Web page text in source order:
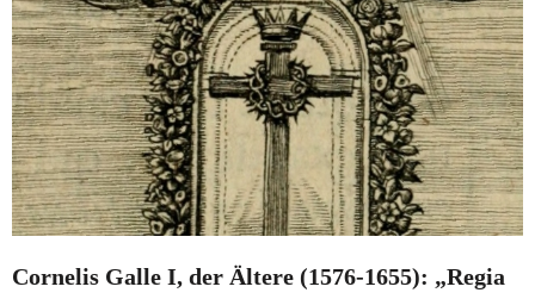
Cornelis Galle I, der Ältere (1576-1655): „Regia